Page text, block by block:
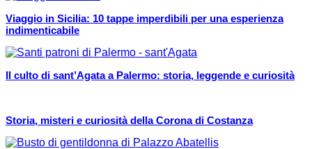
Viaggio in Sicilia: 10 tappe imperdibili per una esperienza
indimenticabile
Il culto di sant’Agata a Palermo: storia, leggende e curiosità
Storia, misteri e curiosità della Corona di Costanza